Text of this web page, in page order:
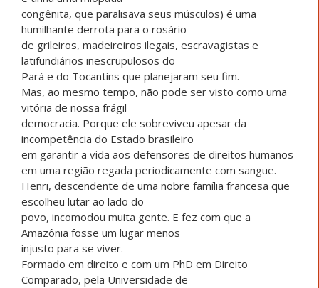
congênita, que paralisava seus músculos) é uma
humilhante derrota para o rosário
de grileiros, madeireiros ilegais, escravagistas e
latifundiários inescrupulosos do
Pará e do Tocantins que planejaram seu fim.
Mas, ao mesmo tempo, não pode ser visto como uma
vitória de nossa frágil
democracia. Porque ele sobreviveu apesar da
incompetência do Estado brasileiro
em garantir a vida aos defensores de direitos humanos
em uma região regada periodicamente com sangue.
Henri, descendente de uma nobre família francesa que
escolheu lutar ao lado do
povo, incomodou muita gente. E fez com que a
Amazônia fosse um lugar menos
injusto para se viver.
Formado em direito e com um PhD em Direito
Comparado, pela Universidade de